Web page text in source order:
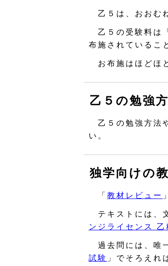
乙５は、おおむ
乙５の受験料は
布施されているこ
お布施はほどほ
乙５の勉強
乙５の勉強方法
い。
独学向けの
「 教材レビュー
テキストには、
ンジライセンス
過去問には、唯
試験 」でそろえれ